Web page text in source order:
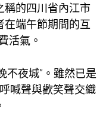
稱的四川省內江市
在端午節期間的互
活氣。
不夜城”。雖然已是
喊聲與歡笑聲交織